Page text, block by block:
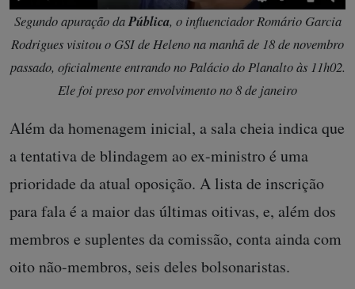
Segundo apuração daPública, o influenciador Romário Garcia
Rodrigues visitou o GSI de Heleno na manhã de 18 de novembro
passado, oficialmente entrando no Palácio do Planalto às 11h02.
Ele foi preso por envolvimento no 8 de janeiro
Além da homenagem inicial, a sala cheia indica que
a tentativa de blindagem ao ex-ministro é uma
prioridade da atual oposição. A lista de inscrição
para fala é a maior das últimas oitivas, e, além dos
membros e suplentes da comissão, conta ainda com
oito não-membros, seis deles bolsonaristas.